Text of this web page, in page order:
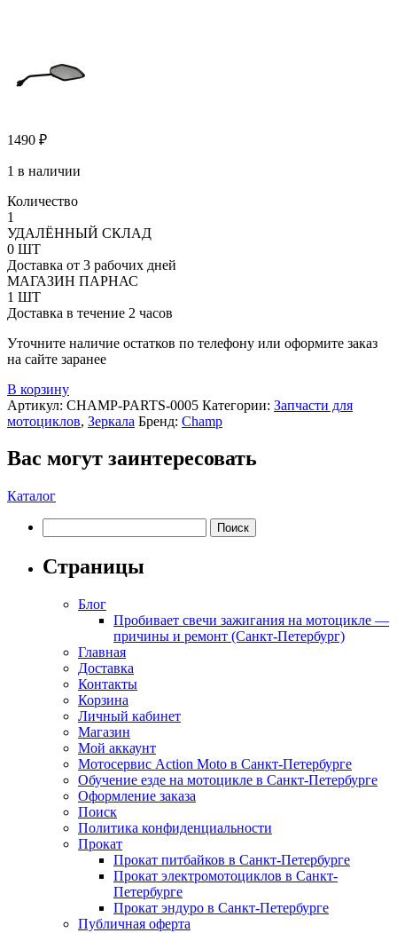
1490 ₽
1 в наличии
Количество
Количество
товара
Левое
зеркало
CHAMP
5/5A/7F
1
УДАЛЁННЫЙ СКЛАД
0 ШТ
Доставка от 3 рабочих дней
МАГАЗИН ПАРНАС
1 ШТ
Доставка в течение 2 часов
Уточните наличие остатков по телефону или оформите заказ
на сайте заранее
В корзину
Артикул: CHAMP-PARTS-0005 Категории: Запчасти для
мотоциклов, Зеркала Бренд: Champ
Вас могут заинтересовать
Каталог
Страницы
Блог
Пробивает свечи зажигания на мотоцикле —
причины и ремонт (Санкт-Петербург)
Главная
Доставка
Контакты
Корзина
Личный кабинет
Магазин
Мой аккаунт
Мотосервис Action Moto в Санкт-Петербурге
Обучение езде на мотоцикле в Санкт-Петербурге
Оформление заказа
Поиск
Политика конфиденциальности
Прокат
Прокат питбайков в Санкт-Петербурге
Прокат электромотоциклов в Санкт-
Петербурге
Прокат эндуро в Санкт-Петербурге
Публичная оферта